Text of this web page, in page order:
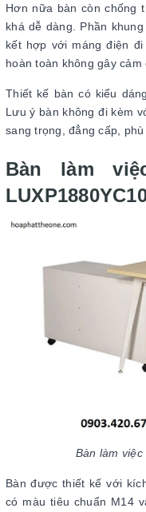
Hơn nữa bàn còn chống
khá dễ dàng. Phần
kết hợp với máng điện
hoàn toàn không gây cảm
Thiết kế bàn có kiểu
Lưu ý bàn không đi kèm
sang trọng, đẳng cấp,
Bàn làm
Bàn làm việc
Bàn được thiết kế với
có màu tiêu chuẩn M14